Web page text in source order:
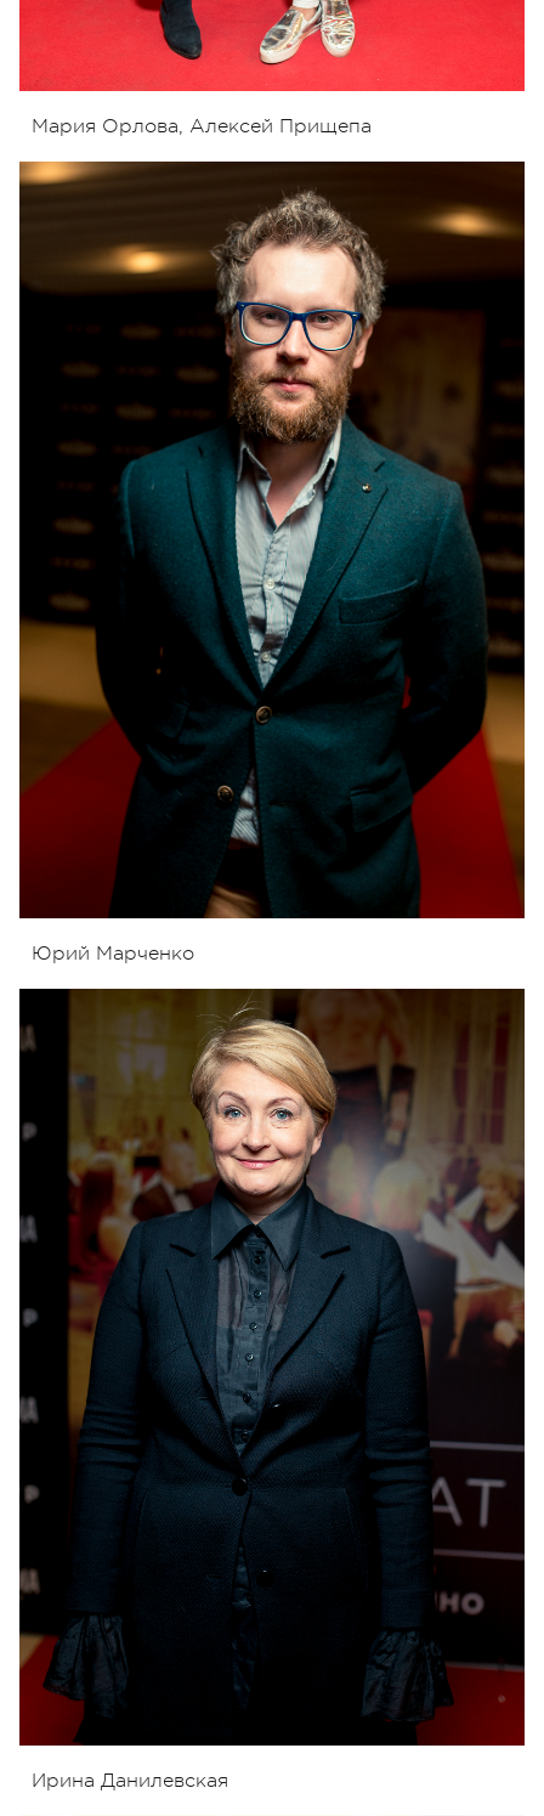
Мария Орлова, Алексей Прищепа
Юрий Марченко
Ирина Данилевская